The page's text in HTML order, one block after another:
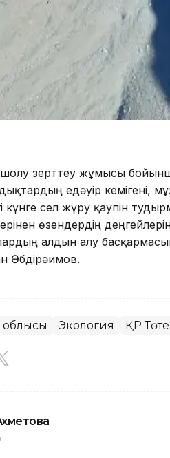
зерттеу жұмысы
едәуір кемігені,
күнге сел жүру қаупін
өзендердің
алдын алу
Әбдірәимов.
Экология ҚР